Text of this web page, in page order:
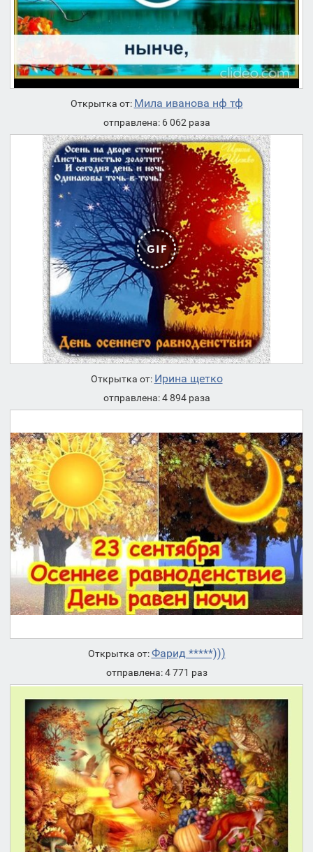
Открытка от: Мила иванова нф тф
отправлена: 6 062 раза
Открытка от: Ирина щетко
отправлена: 4 894 раза
Открытка от:Фарид *****)))
отправлена: 4 771 раз